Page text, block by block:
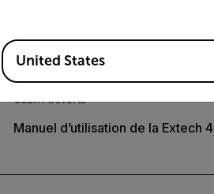
USER MANUAL
Manuel d’utilisation de la Extech
Available Locations
United States